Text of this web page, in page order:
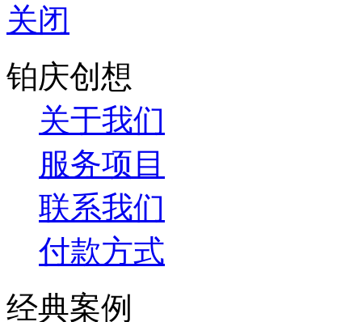
关闭
铂庆创想
关于我们
服务项目
联系我们
付款方式
经典案例